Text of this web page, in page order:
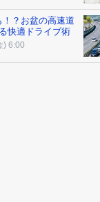
？お盆の高速道
快適ドライブ術
) 6:00